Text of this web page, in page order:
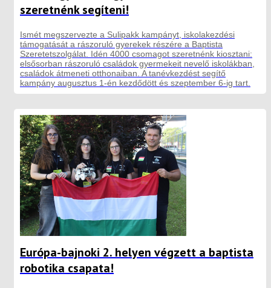
szeretnénk segíteni!
Ismét megszervezte a Sulipakk kampányt, iskolakezdési
támogatását a rászoruló gyerekek részére a Baptista
Szeretetszolgálat. Idén 4000 csomagot szeretnénk kiosztani:
elsősorban rászoruló családok gyermekeit nevelő iskolákban,
családok átmeneti otthonaiban. A tanévkezdést segítő
kampány augusztus 1-én kezdődött és szeptember 6-ig tart.
Európa-bajnoki 2. helyen végzett a baptista
robotika csapata!